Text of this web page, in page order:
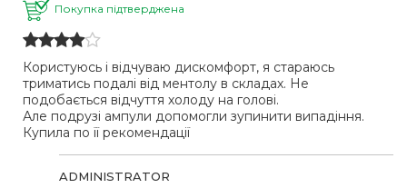
Покупка підтверджена
Користуюсь і відчуваю дискомфорт, я стараюсь
триматись подалі від ментолу в складах. Не
подобається відчуття холоду на голові.
Але подрузі ампули допомогли зупинити випадіння.
Купила по її рекомендації
ADMINISTRATOR